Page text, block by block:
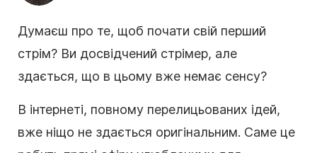
Думаєш про те, щоб почати свій перший
стрім? Ви досвідчений стрімер, але
здається, що в цьому вже немає сенсу?
В інтернеті, повному перелицьованих ідей,
вже ніщо не здається оригінальним. Саме це